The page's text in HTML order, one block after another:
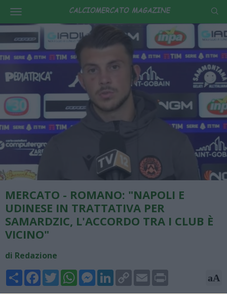
MERCATO - ROMANO: "NAPOLI E
UDINESE IN TRATTATIVA PER
SAMARDZIC, L'ACCORDO TRA I CLUB È
VICINO"
di Redazione
Share FacebookTwitterWhatsAppMessengerLinkedInCopy
Link
Email aA